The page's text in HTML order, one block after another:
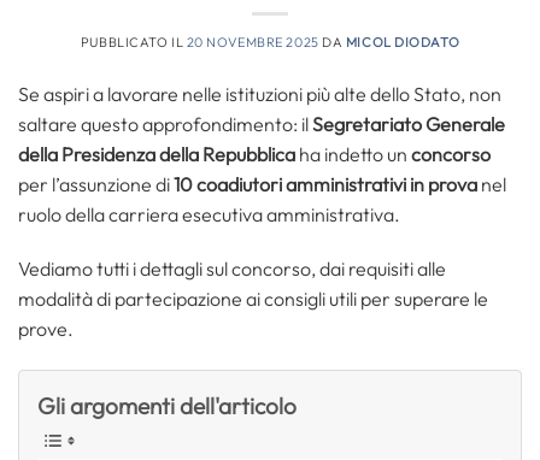
PUBBLICATO IL 20 NOVEMBRE 2025 DA MICOL DIODATO
Se aspiri a lavorare nelle istituzioni più alte dello Stato, non
saltare questo approfondimento: ilSegretariato Generale
della Presidenza della Repubblica ha indetto un concorso
per l’assunzione di10 coadiutori amministrativi in prova nel
ruolo della carriera esecutiva amministrativa.
Vediamo tutti i dettagli sul concorso, dai requisiti alle
modalità di partecipazione ai consigli utili per superare le
prove.
Gli argomenti dell'articolo